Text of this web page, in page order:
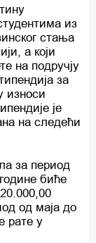
из
стања
а који
на подручју
за
износи
је
на следећи
за период
биће
од маја до
рате у